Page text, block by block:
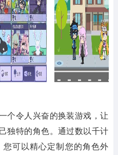
个令人兴奋的换装游戏，让
独特的角色。通过数以千计
可以精心定制您的角色外